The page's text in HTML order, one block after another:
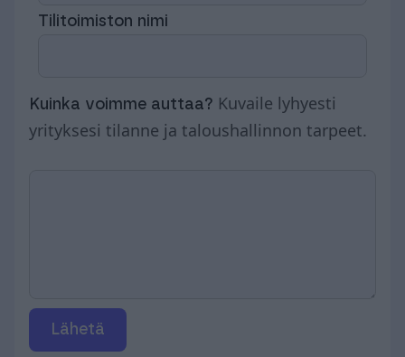
Tilitoimiston nimi
Kuinka voimme auttaa? Kuvaile lyhyesti
yrityksesi tilanne ja taloushallinnon tarpeet.
Lähetä